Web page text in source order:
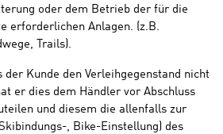
oder dem Betrieb der für die
erforderlichen Anlagen. (z.B.
Trails).
der Kunde den Verleihgegenstand nicht
er dies dem Händler vor Abschluss
und diesem die allenfalls zur
, Bike-Einstellung) des